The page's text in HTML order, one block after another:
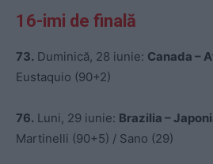
16-imi de finală
73. Duminică, 28 iunie: Canada –
Eustaquio (90+2)
76. Luni, 29 iunie: Brazilia –
Martinelli (90+5) / Sano (29)